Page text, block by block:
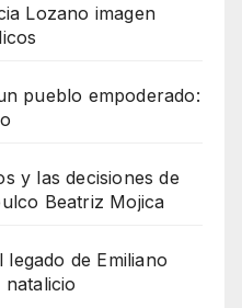
Lozano imagen
pueblo empoderado:
y las decisiones de
Beatriz Mojica
de Emiliano
natalicio